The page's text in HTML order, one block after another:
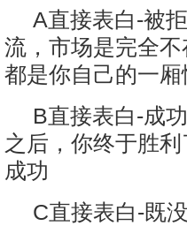
A直接表白-被
流，市场是完全
都是你自己的一
B直接表白-成
之后，你终于胜
成功
C直接表白-既